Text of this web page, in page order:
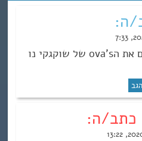
אתם תתרגמו גם את הova’s של שוקגקי נו
הגב